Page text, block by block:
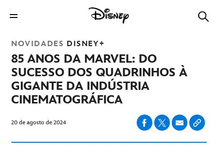
NOVIDADES DISNEY+
85 ANOS DA MARVEL: DO
SUCESSO DOS QUADRINHOS À
GIGANTE DA INDÚSTRIA
CINEMATOGRÁFICA
20 de agosto de 2024